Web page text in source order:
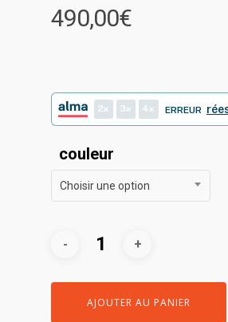
490,00€
2 3 4 ERREUR
couleur
Choisir une option
AJOUTER AU PANIER